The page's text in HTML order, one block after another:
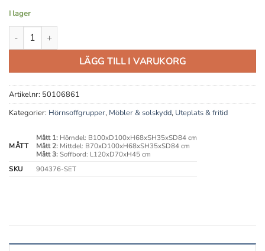
I lager
Kaprifol Granit Hörnsoffgrupp mängd
LÄGG TILL I VARUKORG
Artikelnr: 50106861
Kategorier: Hörnsoffgrupper, Möbler & solskydd, Uteplats & fritid
MÅTT
Mått 1:Hörndel: B100xD100xH68xSH35xSD84 cm
Mått 2:Mittdel: B70xD100xH68xSH35xSD84 cm
Mått 3:Soffbord: L120xD70xH45 cm
SKU
904376-SET